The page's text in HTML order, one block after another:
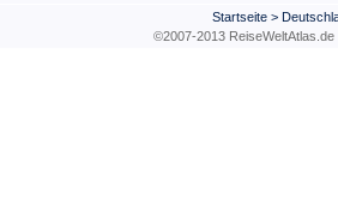
Startseite >
©2007-2013